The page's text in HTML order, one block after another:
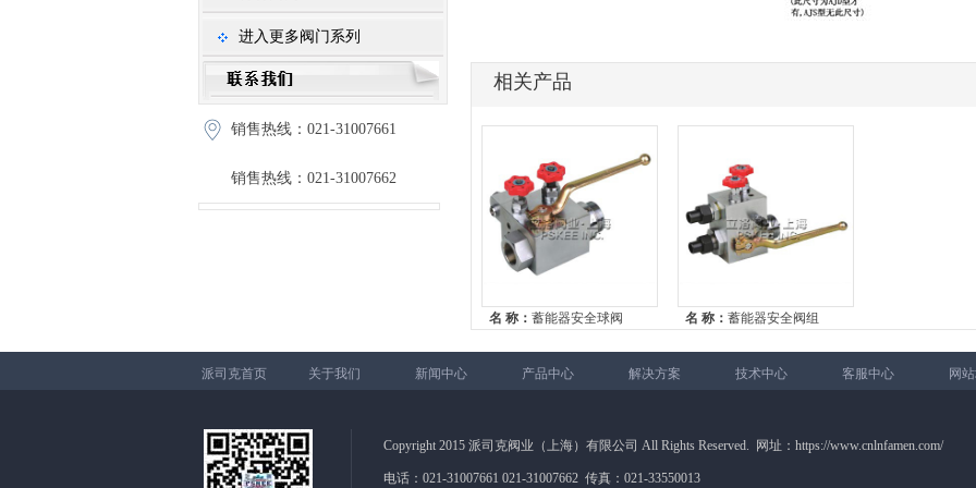
进入更多阀门系列
销售热线：021-31007661
销售热线：021-31007662
相关产品
名 称： 蓄能器安全球阀 名 称： 蓄能器安全阀组
派司克首页 关于我们 新闻中心 产品中心 解决方案 技术中心 客服中心 网
Copyright 2015 派司克阀业（上海）有限公司 All Rights Reserved. 网址：https://www.cnlnfamen.com/
电话：021-31007661 021-31007662 传真：021-33550013